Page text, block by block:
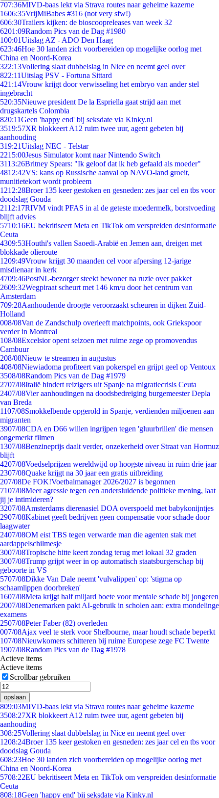
707:36MIVD-baas lekt via Strava routes naar geheime kazerne
1606:35VrijMiBabes #316 (not very sfw!)
606:30Trailers kijken: de bioscoopreleases van week 32
6201:09Random Pics van de Dag #1980
100:01Uitslag AZ - ADO Den Haag
623:46Hoe 30 landen zich voorbereiden op mogelijke oorlog met
China en Noord-Korea
322:13Vollering slaat dubbelslag in Nice en neemt geel over
822:11Uitslag PSV - Fortuna Sittard
421:14Vrouw krijgt door verwisseling het embryo van ander stel
ingebracht
520:35Nieuwe president De la Espriella gaat strijd aan met
drugskartels Colombia
820:11Geen 'happy end' bij seksdate via Kinky.nl
3519:57XR blokkeert A12 ruim twee uur, agent gebeten bij
aanhouding
319:21Uitslag NEC - Telstar
2215:00Jesus Simulator komt naar Nintendo Switch
3113:26Britney Spears: "Ik geloof dat ik heb gefaald als moeder"
4812:42VS: kans op Russische aanval op NAVO-land groeit,
munitietekort wordt probleem
1212:28Broer 135 keer gestoken en gesneden: zes jaar cel en tbs voor
doodslag Gouda
2112:17RIVM vindt PFAS in al de geteste moedermelk, borstvoeding
blijft advies
5710:16EU bekritiseert Meta en TikTok om verspreiden desinformatie
Ceuta
4309:53Houthi's vallen Saoedi-Arabië en Jemen aan, dreigen met
blokkade olieroute
1209:49Vrouw krijgt 30 maanden cel voor afpersing 12-jarige
misdienaar in kerk
4709:46PostNL-bezorger steekt bewoner na ruzie over pakket
2609:32Wegpiraat scheurt met 146 km/u door het centrum van
Amsterdam
709:28Aanhoudende droogte veroorzaakt scheuren in dijken Zuid-
Holland
008/08Van de Zandschulp overleeft matchpoints, ook Griekspoor
verder in Montreal
108/08Excelsior opent seizoen met ruime zege op promovendus
Cambuur
208/08Nieuw te streamen in augustus
408/08Niewiadoma profiteert van pokerspel en grijpt geel op Ventoux
3508/08Random Pics van de Dag #1979
2707/08Italië hindert reizigers uit Spanje na migratiecrisis Ceuta
2407/08Vier aanhoudingen na doodsbedreiging burgemeester Depla
van Breda
1107/08Smokkelbende opgerold in Spanje, verdienden miljoenen aan
migranten
3907/08CDA en D66 willen ingrijpen tegen 'gluurbrillen' die mensen
ongemerkt filmen
1307/08Benzineprijs daalt verder, onzekerheid over Straat van Hormuz
blijft
4207/08Voedselprijzen wereldwijd op hoogste niveau in ruim drie jaar
2307/08Quake krijgt na 30 jaar een gratis uitbreiding
207/08De FOK!Voetbalmanager 2026/2027 is begonnen
7107/08Meer agressie tegen een andersluidende politieke mening, laat
jij je intimideren?
3207/08Amsterdams dierenasiel DOA overspoeld met babykonijntjes
2907/08Kabinet geeft bedrijven geen compensatie voor schade door
laagwater
2407/08OM eist TBS tegen verwarde man die agenten stak met
aardappelschilmesje
3007/08Tropische hitte keert zondag terug met lokaal 32 graden
3007/08Trump grijpt weer in op automatisch staatsburgerschap bij
geboorte in VS
5707/08Dikke Van Dale neemt 'vulvalippen' op: 'stigma op
schaamlippen doorbreken'
1607/08Meta krijgt half miljard boete voor mentale schade bij jongeren
2007/08Denemarken pakt AI-gebruik in scholen aan: extra mondelinge
examens
2507/08Peter Faber (82) overleden
007/08Ajax veel te sterk voor Shelbourne, maar houdt schade beperkt
107/08Nieuwkomers schitteren bij ruime Europese zege FC Twente
1907/08Random Pics van de Dag #1978
Actieve items
Actieve items
Scrollbar gebruiken
opslaan
809:03MIVD-baas lekt via Strava routes naar geheime kazerne
3508:27XR blokkeert A12 ruim twee uur, agent gebeten bij
aanhouding
308:25Vollering slaat dubbelslag in Nice en neemt geel over
1208:24Broer 135 keer gestoken en gesneden: zes jaar cel en tbs voor
doodslag Gouda
608:23Hoe 30 landen zich voorbereiden op mogelijke oorlog met
China en Noord-Korea
5708:22EU bekritiseert Meta en TikTok om verspreiden desinformatie
Ceuta
808:18Geen 'happy end' bij seksdate via Kinky.nl